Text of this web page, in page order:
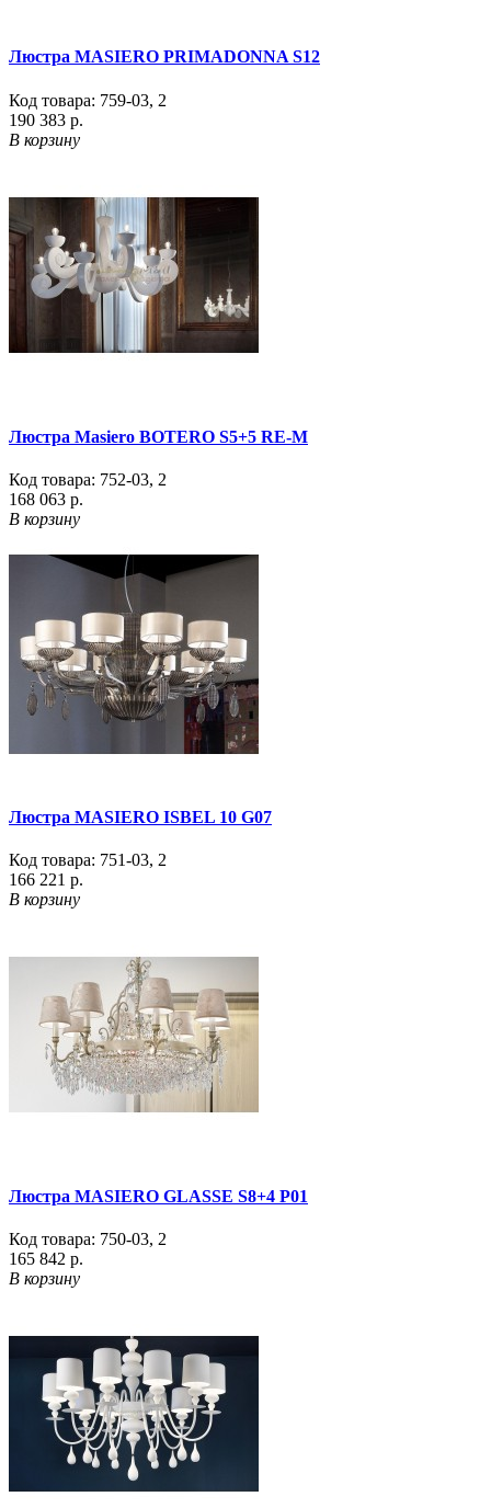
Люстра MASIERO PRIMADONNA S12
Код товара: 759-03, 2
190 383 р.
В корзину
Люстра Masiero BOTERO S5+5 RE-M
Код товара: 752-03, 2
168 063 р.
В корзину
Люстра MASIERO ISBEL 10 G07
Код товара: 751-03, 2
166 221 р.
В корзину
Люстра MASIERO GLASSE S8+4 P01
Код товара: 750-03, 2
165 842 р.
В корзину